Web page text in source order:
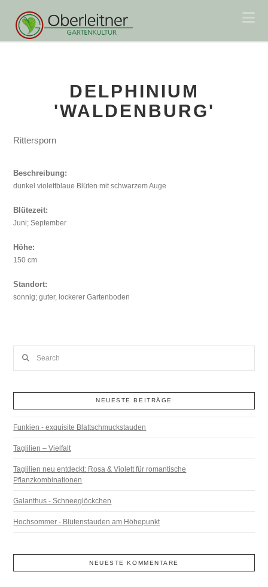
DELPHINIUM
'WALDENBURG'
Rittersporn
Beschreibung:
dunkel violettblaue Blüten mit schwarzem Auge
Blütezeit:
Juni; September
Höhe:
150 cm
Standort:
sonnig; guter, lockerer Gartenboden
NEUESTE BEITRÄGE
Funkien - exquisite Blattschmuckstauden
Taglilien – Vielfalt
Taglilien neu entdeckt: Rosa & Violett für romantische
Pflanzkombinationen
Galanthus - Schneeglöckchen
Hochsommer - Blütenstauden am Höhepunkt
NEUESTE KOMMENTARE